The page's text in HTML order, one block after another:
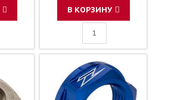
В КОРЗИНУ